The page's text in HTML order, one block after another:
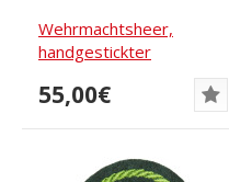
Wehrmachtsheer,
handgestickter
Zwiebelkranz für die...
55,00€